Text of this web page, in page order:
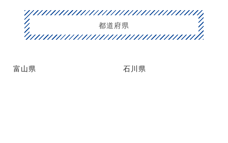
都道府県
富山県 石川県